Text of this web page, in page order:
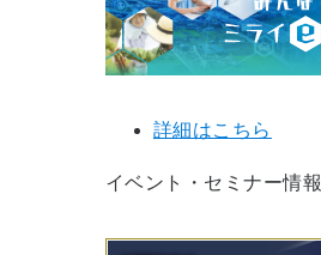
詳細はこちら
イベント・セミナー情報